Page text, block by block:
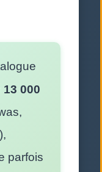
13 000
parfois